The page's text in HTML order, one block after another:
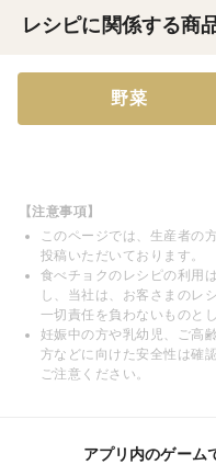
レシピに関係する商
野菜
【注意事項】
このページでは、生産者の
投稿いただいております。
食べチョクのレシピの利用
し、当社は、お客さまのレ
一切責任を負わないものとし
妊娠中の方や乳幼児、ご高
方などに向けた安全性は確
ご注意ください。
アプリ内のゲーム